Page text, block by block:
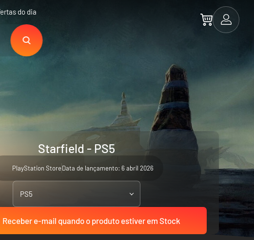
do dia
Starfield - PS5
PlayStation StoreData de lançamento: 6 abril 2026
PS5
Receber e-mail quando o produto estiver em Stock